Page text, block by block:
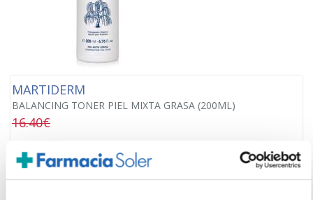
MARTIDERM
BALANCING TONER PIEL MIXTA GRASA (200ML)
16.40€
12,90€
-